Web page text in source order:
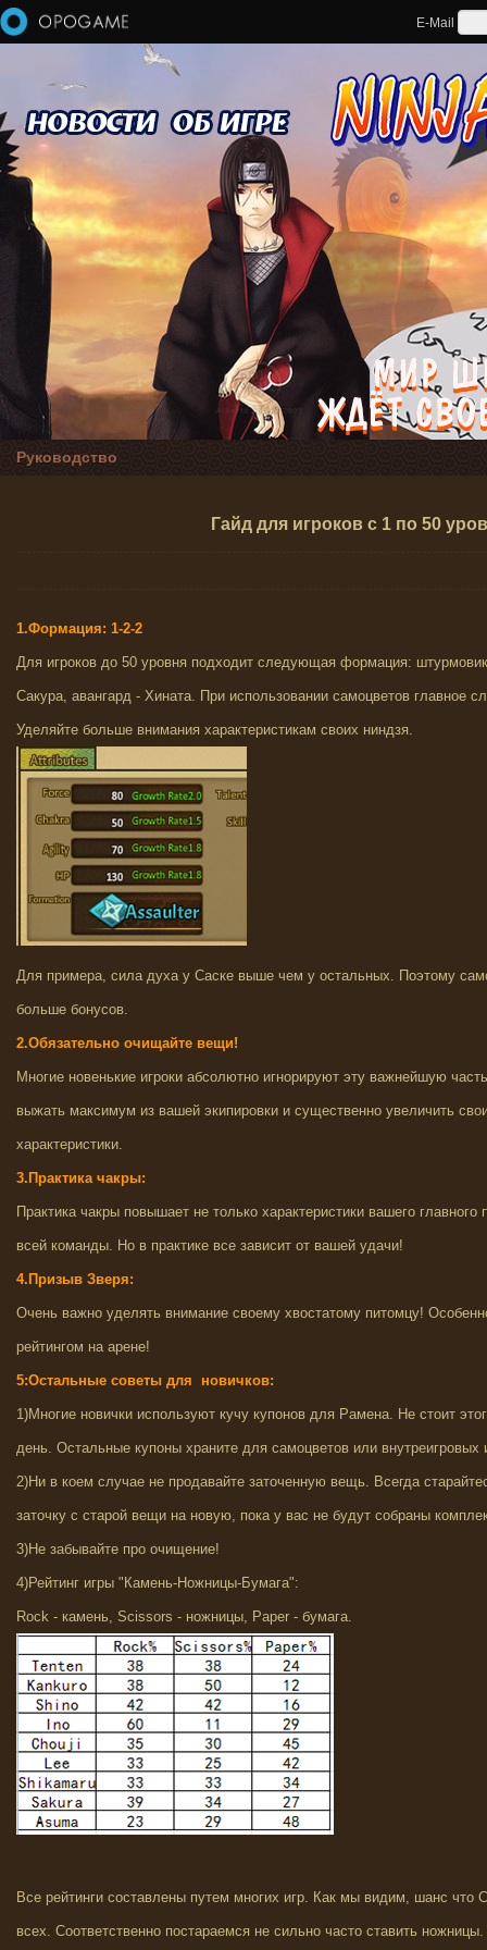
Перейти к основному содержанию
E-Mail
Руководство
Гайд для игроков с 1 по 50
1.Формация: 1-2-2
Для игроков до 50 уровня подходит следующая формация:
Сакура, авангард - Хината. При использовании самоцветов главное
Уделяйте больше внимания характеристикам своих ниндзя.
Для примера, сила духа у Саске выше чем у остальных. Поэтому
больше бонусов.
2.Обязательно очищайте вещи!
Многие новенькие игроки абсолютно игнорируют эту важнейшую
выжать максимум из вашей экипировки и существенно увеличить
характеристики.
3.Практика чакры:
Практика чакры повышает не только характеристики вашего
всей команды. Но в практике все зависит от вашей удачи!
4.Призыв Зверя:
Очень важно уделять внимание своему хвостатому питомцу!
рейтингом на арене!
5:Остальные советы для новичков:
1)Многие новички используют кучу купонов для Рамена. Не стоит
день. Остальные купоны храните для самоцветов или внутреигровых
2)Ни в коем случае не продавайте заточенную вещь. Всегда
заточку с старой вещи на новую, пока у вас не будут собраны
3)Не забывайте про очищение!
4)Рейтинг игры "Камень-Ножницы-Бумага":
Rock - камень, Scissors - ножницы, Paper - бумага.
Все рейтинги составлены путем многих игр. Как мы видим, шанс что
всех. Соответственно постараемся не сильно часто ставить